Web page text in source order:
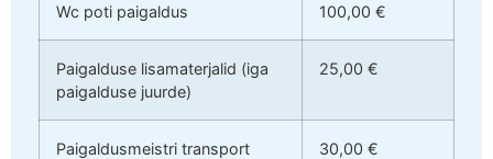
Wc poti paigaldus 100,00 €
Paigalduse lisamaterjalid (iga
paigalduse juurde)
25,00 €
Paigaldusmeistri transport
30,00 €